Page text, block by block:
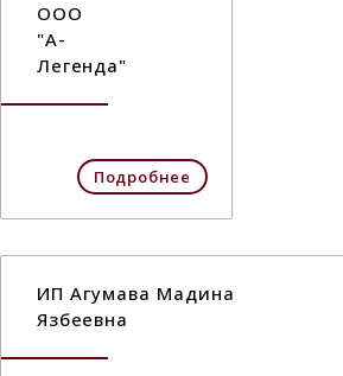
ООО
"А-
Легенда"
Подробнее
ИП Агумава Мадина
Язбеевна